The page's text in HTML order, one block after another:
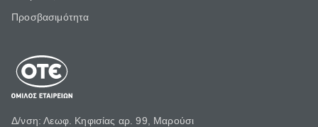
Προσβασιμότητα
Δ/νση: Λεωφ. Κηφισίας αρ. 99, Μαρούσι